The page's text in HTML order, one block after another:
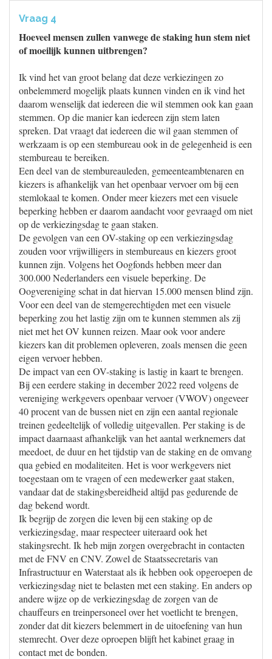
Vraag 4
Hoeveel mensen zullen vanwege de staking hun stem niet
of moeilijk kunnen uitbrengen?
Ik vind het van groot belang dat deze verkiezingen zo
onbelemmerd mogelijk plaats kunnen vinden en ik vind het
daarom wenselijk dat iedereen die wil stemmen ook kan gaan
stemmen. Op die manier kan iedereen zijn stem laten
spreken. Dat vraagt dat iedereen die wil gaan stemmen of
werkzaam is op een stembureau ook in de gelegenheid is een
stembureau te bereiken.
Een deel van de stembureauleden, gemeenteambtenaren en
kiezers is afhankelijk van het openbaar vervoer om bij een
stemlokaal te komen. Onder meer kiezers met een visuele
beperking hebben er daarom aandacht voor gevraagd om niet
op de verkiezingsdag te gaan staken.
De gevolgen van een OV-staking op een verkiezingsdag
zouden voor vrijwilligers in stembureaus en kiezers groot
kunnen zijn. Volgens het Oogfonds hebben meer dan
300.000 Nederlanders een visuele beperking. De
Oogvereniging schat in dat hiervan 15.000 mensen blind zijn.
Voor een deel van de stemgerechtigden met een visuele
beperking zou het lastig zijn om te kunnen stemmen als zij
niet met het OV kunnen reizen. Maar ook voor andere
kiezers kan dit problemen opleveren, zoals mensen die geen
eigen vervoer hebben.
De impact van een OV-staking is lastig in kaart te brengen.
Bij een eerdere staking in december 2022 reed volgens de
vereniging werkgevers openbaar vervoer (VWOV) ongeveer
40 procent van de bussen niet en zijn een aantal regionale
treinen gedeeltelijk of volledig uitgevallen. Per staking is de
impact daarnaast afhankelijk van het aantal werknemers dat
meedoet, de duur en het tijdstip van de staking en de omvang
qua gebied en modaliteiten. Het is voor werkgevers niet
toegestaan om te vragen of een medewerker gaat staken,
vandaar dat de stakingsbereidheid altijd pas gedurende de
dag bekend wordt.
Ik begrijp de zorgen die leven bij een staking op de
verkiezingsdag, maar respecteer uiteraard ook het
stakingsrecht. Ik heb mijn zorgen overgebracht in contacten
met de FNV en CNV. Zowel de Staatssecretaris van
Infrastructuur en Waterstaat als ik hebben ook opgeroepen de
verkiezingsdag niet te belasten met een staking. En anders op
andere wijze op de verkiezingsdag de zorgen van de
chauffeurs en treinpersoneel over het voetlicht te brengen,
zonder dat dit kiezers belemmert in de uitoefening van hun
stemrecht. Over deze oproepen blijft het kabinet graag in
contact met de bonden.